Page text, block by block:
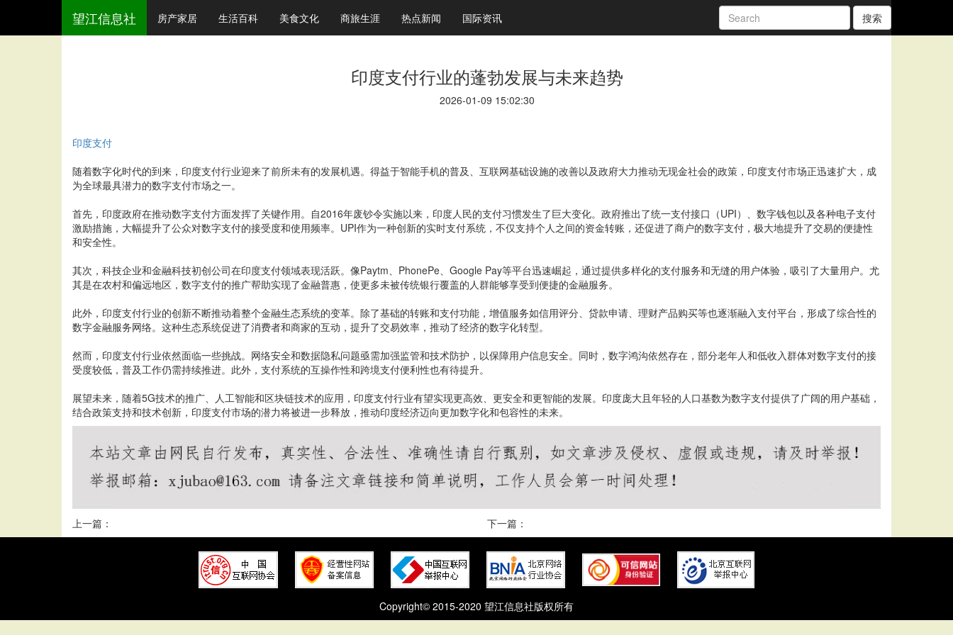
望江信息社 房产家居 生活百科 美食文化 商旅生涯 热点新闻 国际资讯 搜索
印度支付行业的蓬勃发展与未来趋势
2026-01-09 15:02:30
印度支付
随着数字化时代的到来，印度支付行业迎来了前所未有的发展机遇。得益于智能手机的普及、互联网基础设施的改善以及政府大力推动无现金社会的政策，印度支付市场正迅速扩大，成
为全球最具潜力的数字支付市场之一。
首先，印度政府在推动数字支付方面发挥了关键作用。自2016年废钞令实施以来，印度人民的支付习惯发生了巨大变化。政府推出了统一支付接口（UPI）、数字钱包以及各种电子支付
激励措施，大幅提升了公众对数字支付的接受度和使用频率。UPI作为一种创新的实时支付系统，不仅支持个人之间的资金转账，还促进了商户的数字支付，极大地提升了交易的便捷性
和安全性。
其次，科技企业和金融科技初创公司在印度支付领域表现活跃。像Paytm、PhonePe、Google Pay等平台迅速崛起，通过提供多样化的支付服务和无缝的用户体验，吸引了大量用户。尤
其是在农村和偏远地区，数字支付的推广帮助实现了金融普惠，使更多未被传统银行覆盖的人群能够享受到便捷的金融服务。
此外，印度支付行业的创新不断推动着整个金融生态系统的变革。除了基础的转账和支付功能，增值服务如信用评分、贷款申请、理财产品购买等也逐渐融入支付平台，形成了综合性的
数字金融服务网络。这种生态系统促进了消费者和商家的互动，提升了交易效率，推动了经济的数字化转型。
然而，印度支付行业依然面临一些挑战。网络安全和数据隐私问题亟需加强监管和技术防护，以保障用户信息安全。同时，数字鸿沟依然存在，部分老年人和低收入群体对数字支付的接
受度较低，普及工作仍需持续推进。此外，支付系统的互操作性和跨境支付便利性也有待提升。
展望未来，随着5G技术的推广、人工智能和区块链技术的应用，印度支付行业有望实现更高效、更安全和更智能的发展。印度庞大且年轻的人口基数为数字支付提供了广阔的用户基础，
结合政策支持和技术创新，印度支付市场的潜力将被进一步释放，推动印度经济迈向更加数字化和包容性的未来。
上一篇： 下一篇：
Copyright© 2015-2020 望江信息社版权所有